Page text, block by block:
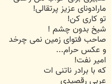
مارادونای عزیز پرتقالی!
تو کاری کن!
شیخ بدون چشم !
صاحب فتوای زمین نمی چرخد
و عکس حرام...
امیر نفت!
که با برادر ناتنی ات
عربی رقصیدی